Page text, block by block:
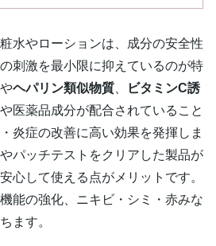
水やローションは、成分の安全性
刺激を最小限に抑えているのが特
やヘパリン類似物質
ビタミンC誘
医薬品成分が配合されていること
炎症の改善に高い効果を発揮しま
パッチテストをクリアした製品が
心して使える点がメリットです。
能の強化、ニキビ・シミ・赤みな
ます。